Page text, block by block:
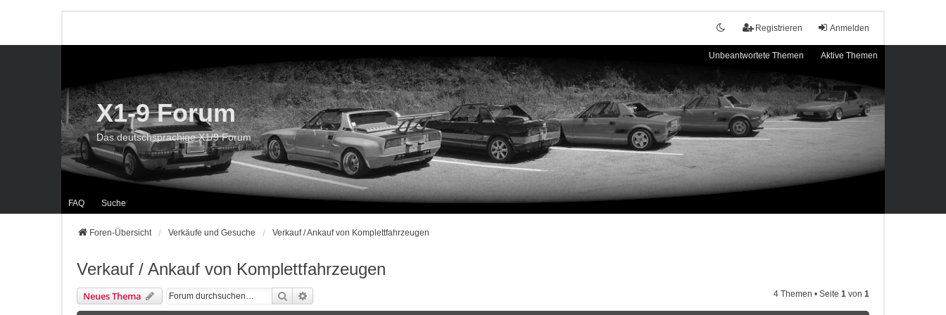
Anmelden
Registrieren
Unbeantwortete Themen Aktive Themen
FAQ Suche
X1-9 Forum
Das deutschsprachige X1/9 Forum
Foren-Übersicht Verkäufe und Gesuche Verkauf / Ankauf von Komplettfahrzeugen
Verkauf / Ankauf von Komplettfahrzeugen
Neues Thema Suche 4 Themen • Seite 1 von 1